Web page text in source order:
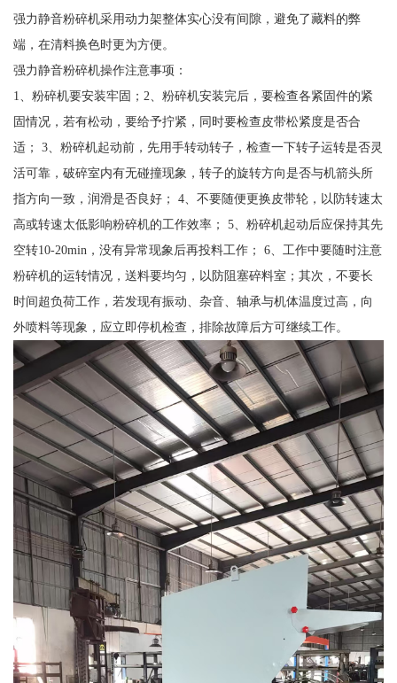
强力静音粉碎机采用动力架整体实心没有间隙，避免了藏料的弊
端，在清料换色时更为方便。
强力静音粉碎机操作注意事项：
1、粉碎机要安装牢固；2、粉碎机安装完后，要检查各紧固件的紧
固情况，若有松动，要给予拧紧，同时要检查皮带松紧度是否合
适； 3、粉碎机起动前，先用手转动转子，检查一下转子运转是否灵
活可靠，破碎室内有无碰撞现象，转子的旋转方向是否与机箭头所
指方向一致，润滑是否良好； 4、不要随便更换皮带轮，以防转速太
高或转速太低影响粉碎机的工作效率； 5、粉碎机起动后应保持其先
空转10-20min，没有异常现象后再投料工作； 6、工作中要随时注意
粉碎机的运转情况，送料要均匀，以防阻塞碎料室；其次，不要长
时间超负荷工作，若发现有振动、杂音、轴承与机体温度过高，向
外喷料等现象，应立即停机检查，排除故障后方可继续工作。